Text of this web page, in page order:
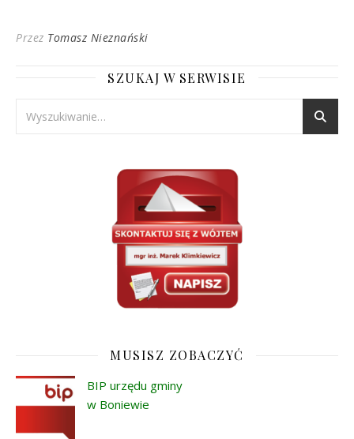
Przez Tomasz Nieznański
SZUKAJ W SERWISIE
MUSISZ ZOBACZYĆ
BIP urzędu gminy
w Boniewie